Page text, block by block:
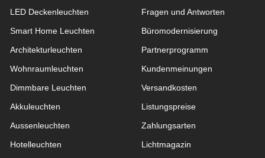
LED Deckenleuchten
Smart Home Leuchten
Architekturleuchten
Wohnraum­leuchten
Dimmbare Leuchten
Akkuleuchten
Aussen­leuchten
Hotelleuchten
Fragen und Antworten
Büromodernisierung
Partnerprogramm
Kundenmeinungen
Versandkosten
Listungspreise
Zahlungsarten
Lichtmagazin